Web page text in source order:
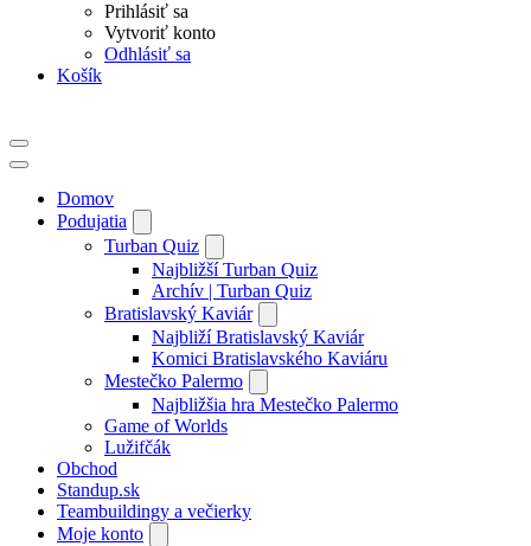
Prihlásiť sa
Vytvoriť konto
Odhlásiť sa
Košík
Menu
navigácie
Menu
navigácieDomov
Podujatia
Turban Quiz
Najbližší Turban Quiz
Archív | Turban Quiz
Bratislavský Kaviár
Najbliží Bratislavský Kaviár
Komici Bratislavského Kaviáru
Mestečko Palermo
Najbližšia hra Mestečko Palermo
Game of Worlds
Lužifčák
Obchod
Standup.sk
Teambuildingy a večierky
Moje konto